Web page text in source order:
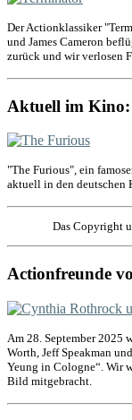
Der Actionklassiker
und James Cameron
zurück und wir verlosen
Aktuell im
"The Furious", ein
aktuell in den deutschen
Das Copyright
Actionfreunde
Am 28. September 2025
Worth, Jeff Speakman
Yeung in Cologne“. Wir
Bild mitgebracht.